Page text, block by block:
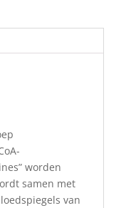
worden
samen met
van